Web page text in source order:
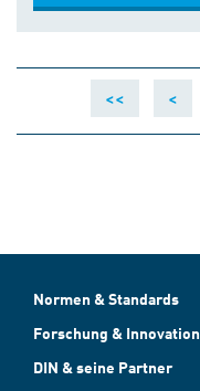
<< <
Normen & Standards
Forschung & Innovation
DIN & seine Partner